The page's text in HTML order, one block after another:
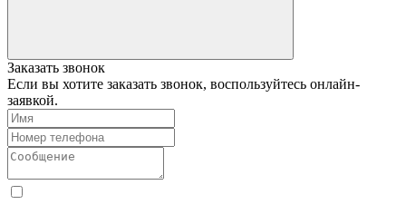
Заказать звонок
Если вы хотите заказать звонок, воспользуйтесь онлайн-
заявкой.